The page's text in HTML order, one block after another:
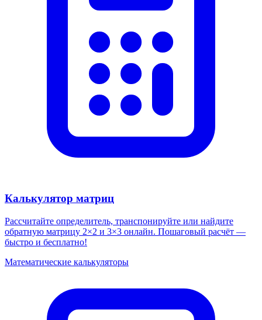
Калькулятор матриц
Рассчитайте определитель, транспонируйте или найдите
обратную матрицу 2×2 и 3×3 онлайн. Пошаговый расчёт —
быстро и бесплатно!
Математические калькуляторы